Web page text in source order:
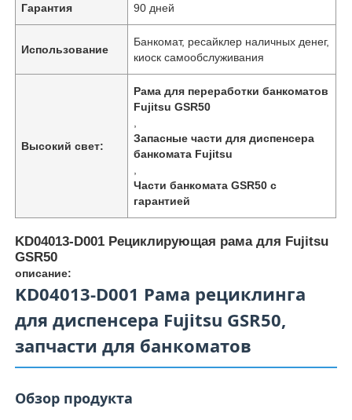
Гарантия 90 дней
Использование
Банкомат, ресайклер наличных денег,
киоск самообслуживания
Высокий свет:
Рама для переработки банкоматов
Fujitsu GSR50
Запасные части для диспенсера
банкомата Fujitsu
Части банкомата GSR50 с
гарантией
KD04013-D001 Рециклирующая рама для Fujitsu
GSR50
описание:
KD04013-D001 Рама рециклинга
для диспенсера Fujitsu GSR50,
запчасти для банкоматов
Обзор продукта